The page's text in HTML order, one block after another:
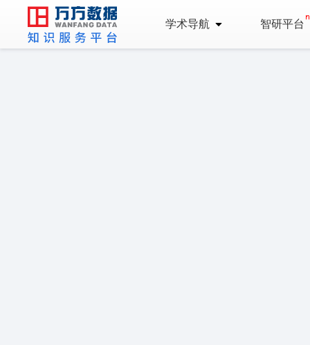
学术导航 智研平台